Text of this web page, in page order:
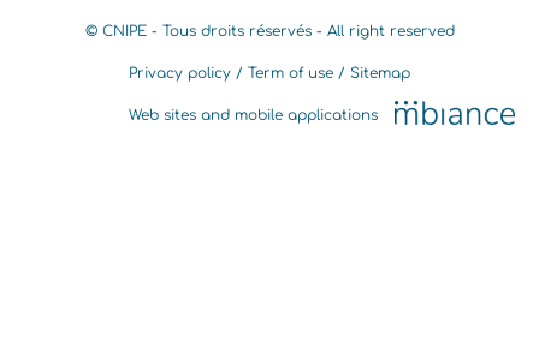
© CNIPE - Tous droits réservés - All right reserved
Privacy policy Term of use Sitemap
Web sites and mobile applications